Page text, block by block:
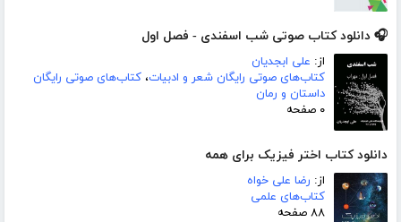
🎧 دانلود کتاب صوتی شب اسفندی - فصل اول
از: علی ابجدیان
کتاب‌های صوتی رایگان شعر و ادبیات، کتاب‌های صوتی رایگان
داستان و رمان
۰ صفحه
دانلود کتاب اختر فیزیک برای همه
از: رضا علی خواه
کتاب‌های علمی
۸۸ صفحه